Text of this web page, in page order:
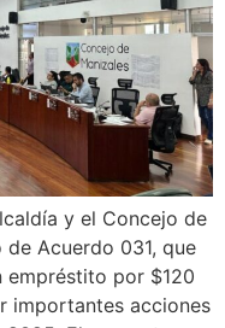
y el Concejo de
Acuerdo 031, que
empréstito por $120
importantes acciones